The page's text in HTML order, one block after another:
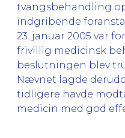
tvangsbehandling
indgribende
23. januar 2005 var
frivillig medicinsk
beslutningen blev
Nævnet lagde
tidligere havde
medicin med god